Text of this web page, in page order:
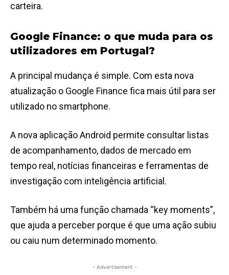
carteira.
Google Finance: o que muda para os
utilizadores em Portugal?
A principal mudança é simple. Com esta nova
atualização o Google Finance fica mais útil para ser
utilizado no smartphone.
A nova aplicação Android permite consultar listas
de acompanhamento, dados de mercado em
tempo real, notícias financeiras e ferramentas de
investigação com inteligência artificial.
Também há uma função chamada “key moments”,
que ajuda a perceber porque é que uma ação subiu
ou caiu num determinado momento.
- Advertisement -